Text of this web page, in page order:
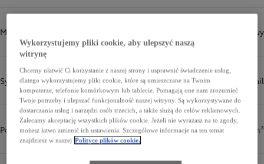
Mechanizm zaworów DOHC 16-zaworowy
System wtrysku paliwa Wtrysk typu common-rail
Pojemność skokowa (cm³) 2393 cm³
Wykorzystujemy pliki cookie, aby ulepszyć naszą
witrynę
Chcemy ułatwić Ci korzystanie z naszej strony i usprawnić świadczenie usług,
dlatego wykorzystujemy pliki cookie, które są umieszczane na Twoim
komputerze, telefonie komórkowym lub tablecie. Pomagają one nam zrozumieć
Twoje potrzeby i ulepszać funkcjonalność naszej witryny. Są wykorzystywane do
dostarczania usług i narzędzi osób trzecich, a także służą do celów reklamowych.
Zalecamy akceptację wszystkich plików cookie. Jeżeli nie wyrażasz na to zgody,
możesz łatwo zmienić ich ustawienia. Szczegółowe informacje na ten temat
znajdziesz w naszej Polityce plików cookie.